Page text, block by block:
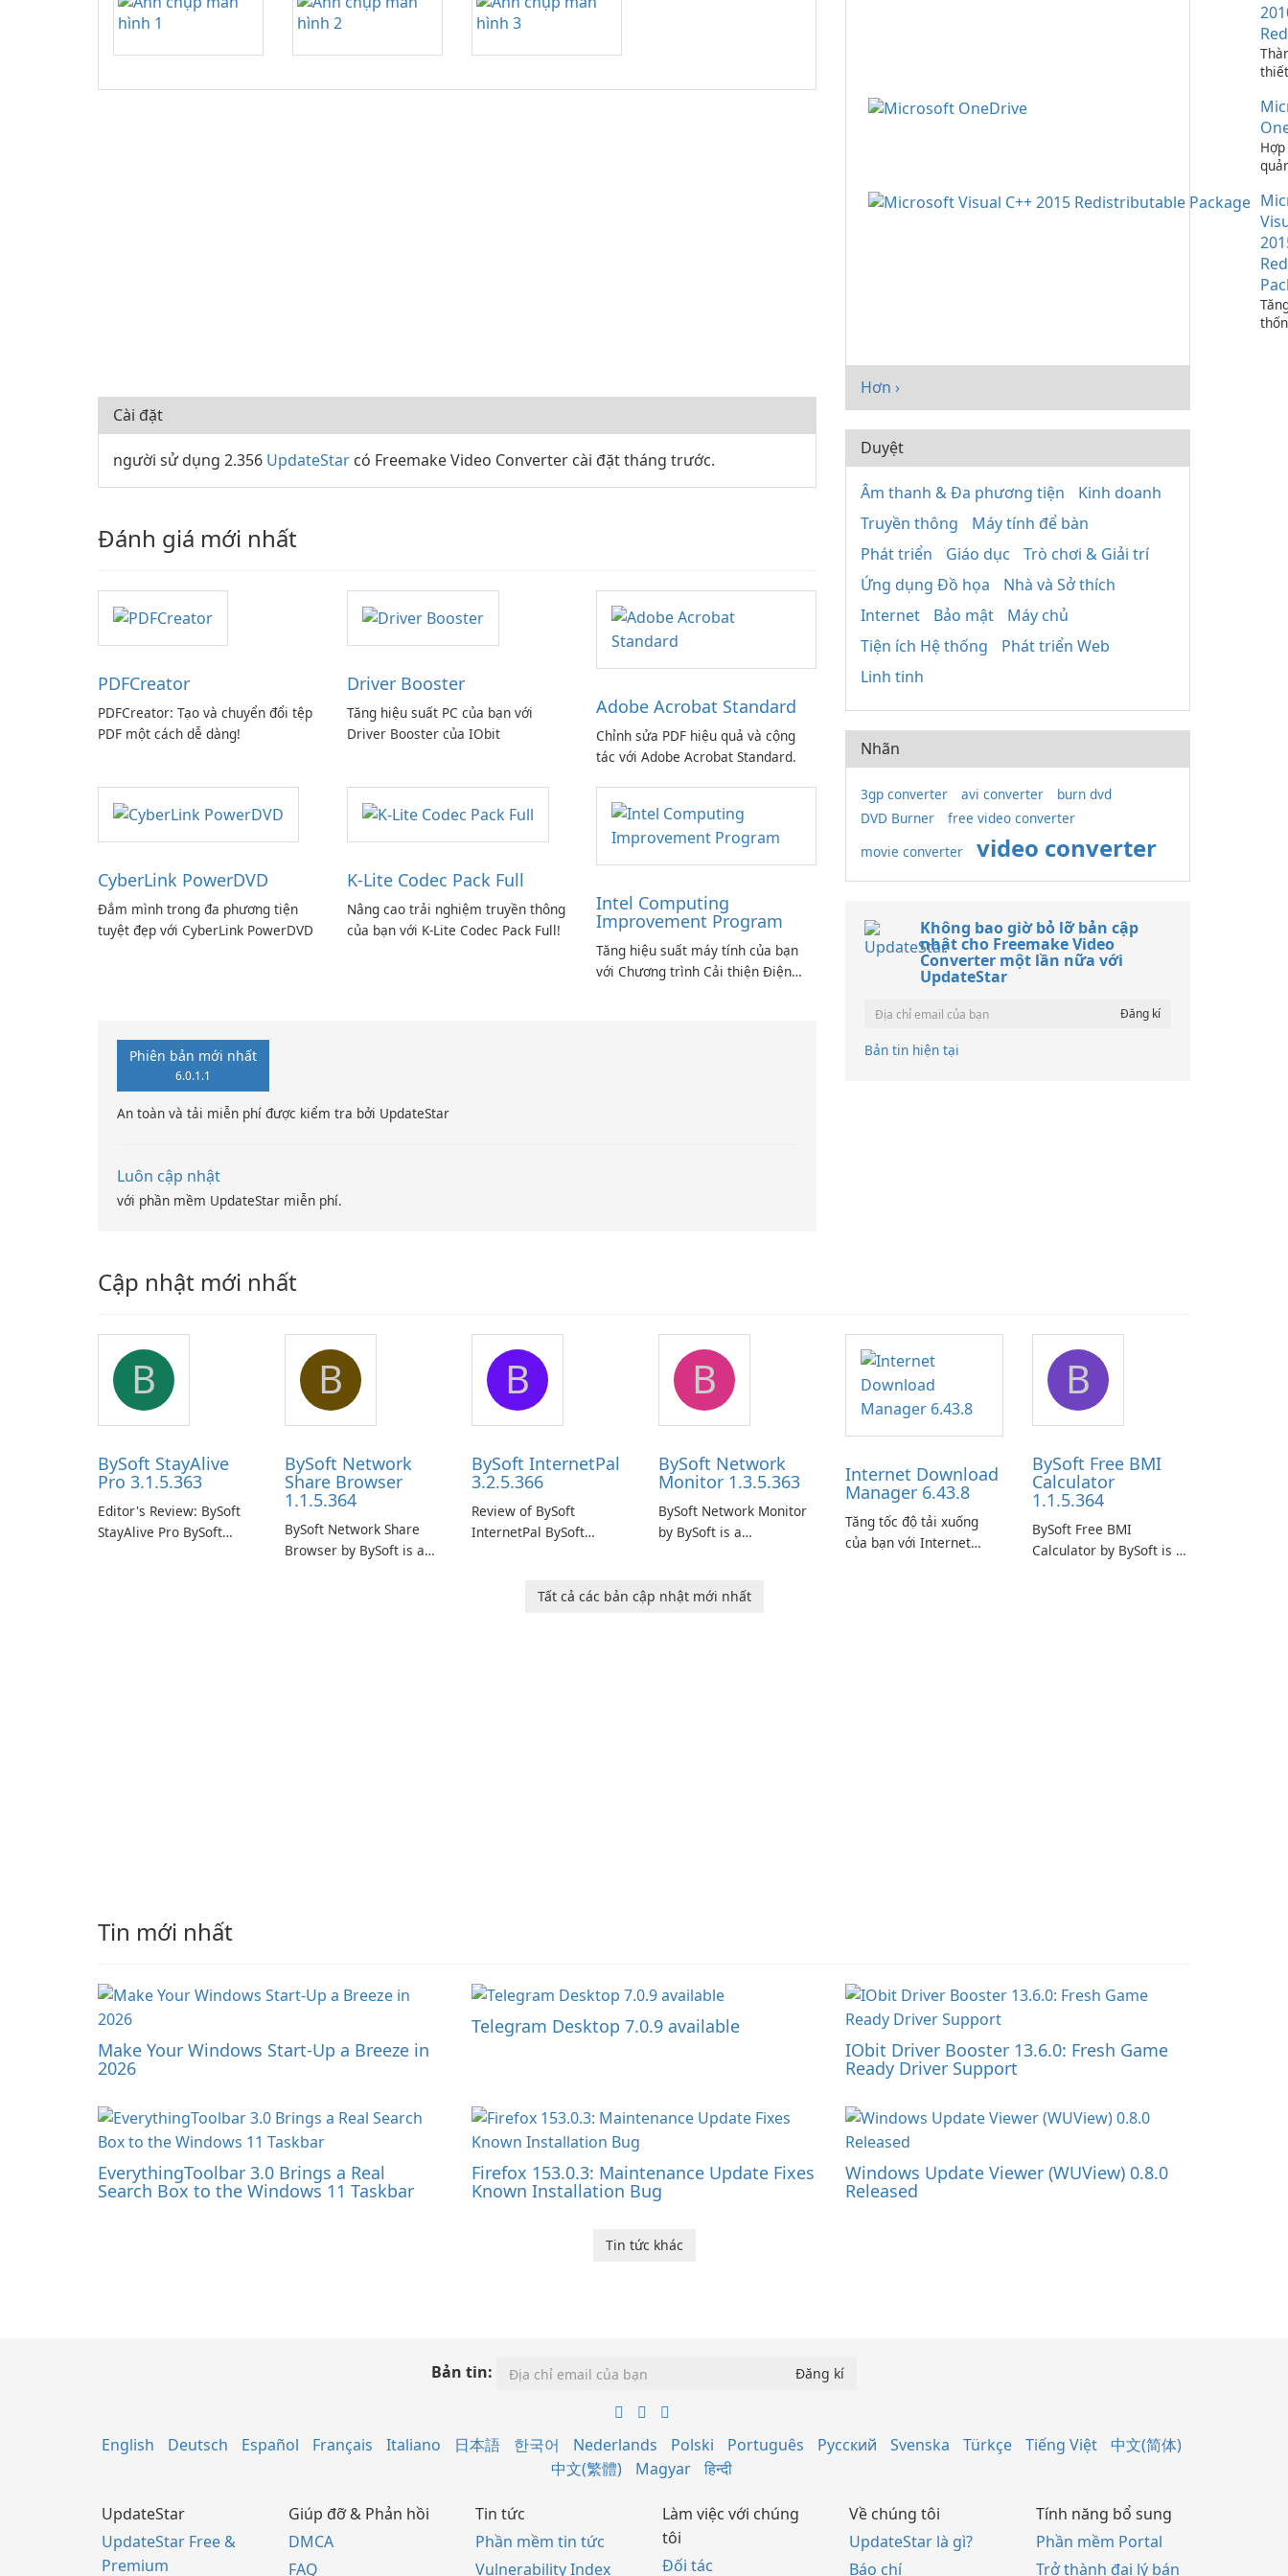
Cài đặt
người sử dụng 2.356 UpdateStar có Freemake Video Converter cài đặt tháng trước.
Đánh giá mới nhất
PDFCreator
PDFCreator: Tạo và chuyển đổi tệp
PDF một cách dễ dàng!
Driver Booster
Tăng hiệu suất PC của bạn với
Driver Booster của IObit
Adobe Acrobat Standard
Chỉnh sửa PDF hiệu quả và cộng
tác với Adobe Acrobat Standard.
CyberLink PowerDVD
Đắm mình trong đa phương tiện
tuyệt đẹp với CyberLink PowerDVD
K-Lite Codec Pack Full
Nâng cao trải nghiệm truyền thông
của bạn với K-Lite Codec Pack Full!
Intel Computing
Improvement Program
Tăng hiệu suất máy tính của bạn
với Chương trình Cải thiện Điện
Phiên bản mới nhất
6.0.1.1
An toàn và tải miễn phí được kiểm tra bởi UpdateStar
Luôn cập nhật
với phần mềm UpdateStar miễn phí.
C++
Hơn ›
Duyệt
Âm thanh & Đa phương tiện
Kinh doanh
Truyền thông
Máy tính để bàn
Phát triển
Giáo dục
Trò chơi & Giải trí
Ứng dụng Đồ họa
Nhà và Sở thích
Internet
Bảo mật
Máy chủ
Tiện ích Hệ thống
Phát triển Web
Linh tinh
Nhãn
3gp converter avi converter
burn dvd
DVD Burner
free video converter
movie converter
video converter
Không bao giờ bỏ lỡ bản cập
nhật cho Freemake Video
Converter một lần nữa với
UpdateStar
Bản tin hiện tại
Cập nhật mới nhất
B
BySoft StayAlive
Pro 3.1.5.363
Editor's Review: BySoft
StayAlive Pro BySoft
B
BySoft Network
Share Browser
1.1.5.364
BySoft Network Share
Browser by BySoft is a
B
BySoft InternetPal
3.2.5.366
Review of BySoft
InternetPal BySoft
application designed to
B
BySoft Network
Monitor 1.3.5.363
BySoft Network Monitor
by BySoft is a
designed to help
Internet Download
Manager 6.43.8
Tăng tốc độ tải xuống
của bạn với Internet
B
BySoft Free BMI
Calculator
1.1.5.364
BySoft Free BMI
Calculator by BySoft is a
Tất cả các bản cập nhật mới nhất
Tin mới nhất
Make Your Windows Start-Up a Breeze in
2026
Telegram Desktop 7.0.9 available
IObit Driver Booster 13.6.0: Fresh Game
Ready Driver Support
EverythingToolbar 3.0 Brings a Real
Search Box to the Windows 11 Taskbar
Firefox 153.0.3: Maintenance Update Fixes
Known Installation Bug
Windows Update Viewer (WUView) 0.8.0
Released
Tin tức khác
Bản tin:
English Deutsch Español Français Italiano 日本語 한국어 Nederlands Polski Português Русский Svenska Türkçe Tiếng Việt
中文(简体)
中文(繁體)
Magyar हिन्दी
UpdateStar
UpdateStar Free &
Premium
Giúp đỡ & Phản hồi
DMCA
FAQ
Tin tức
Phần mềm tin tức
Vulnerability Index
Làm việc với chúng
tôi
Đối tác
Về chúng tôi
UpdateStar là gì?
Báo chí
Tính năng bổ sung
Phần mềm Portal
Trở thành đại lý bán